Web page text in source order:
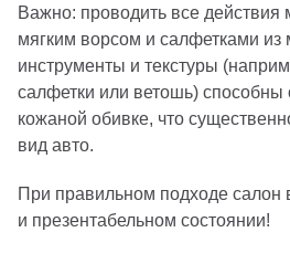
Важно: проводить все действия
мягким ворсом и салфетками
инструменты и текстуры
салфетки или ветошь) способны
кожаной обивке, что
вид авто.
При правильном подходе салон
и презентабельном состоянии!